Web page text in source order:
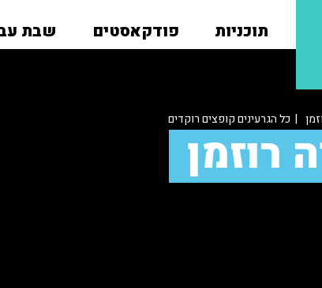
תוכניות פודקאסטים שבת
| כל הגרעינים קופצים רוקדים
רוזמן